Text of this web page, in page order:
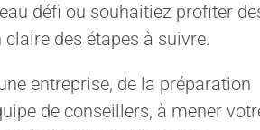
défi ou souhaitiez profiter
des étapes à suivre.
entreprise, de la préparation
de conseillers, à mener